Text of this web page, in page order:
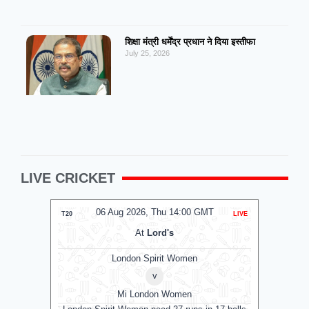
शिक्षा मंत्री धर्मेंद्र प्रधान ने दिया इस्तीफा
July 25, 2026
LIVE CRICKET
06 Aug 2026, Thu 14:00 GMT
T20 LIVE
At Lord's
London Spirit Women
v
Mi London Women